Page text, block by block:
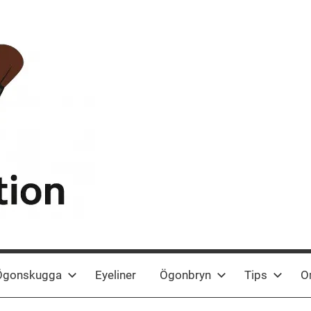
Eyeliner Ögonbryn Tips